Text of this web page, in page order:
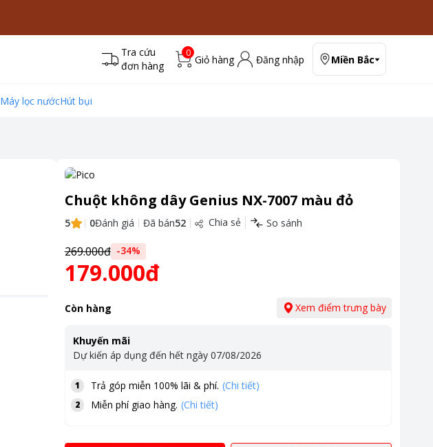
Tra cứu
đơn hàng
0
Giỏ hàng Đăng nhập Miền Bắc
Máy lọc nướcHút bụi
Chuột không dây Genius NX-7007 màu đỏ
5 0Đánh giá Đã bán52 Chia sẻ So sánh
269.000đ -34%
179.000đ
Còn hàng Xem điểm trưng bày
Khuyến mãi
Dự kiến áp dụng đến hết ngày 07/08/2026
1 Trả góp miễn 100% lãi & phí. (Chi tiết)
2 Miễn phí giao hàng. (Chi tiết)